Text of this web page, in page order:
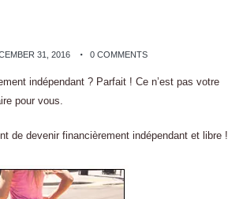
31, 2016 0 COMMENTS
indépendant ? Parfait ! Ce n’est pas votre
pour vous.
de devenir financièrement indépendant et libre !